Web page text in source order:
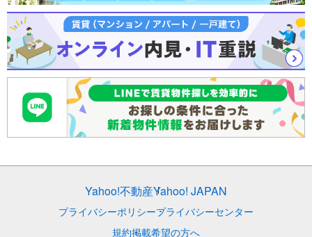
Yahoo!不動産Yahoo! JAPAN
プライバシーポリシープライバシーセンター
規約掲載希望の方へ